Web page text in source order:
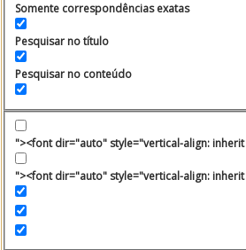
Somente correspondências exatas
Pesquisar no título
Pesquisar no conteúdo
"><font dir="auto" style="vertical-align: inherit
"><font dir="auto" style="vertical-align: inherit